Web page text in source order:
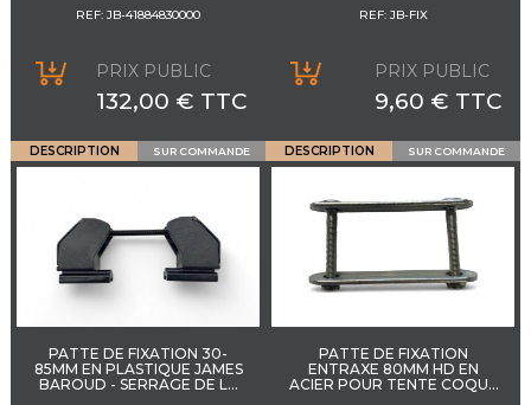
REF: JB-41884830000
PRIX PUBLIC
132,00 € TTC
DESCRIPTION SUR COMMANDE
REF: JB-FIX
PRIX PUBLIC
9,60 € TTC
DESCRIPTION SUR COMMANDE
PATTE DE FIXATION 30-
85MM EN PLASTIQUE JAMES
BAROUD - SERRAGE DE LA
PATTE DE FIXATION
ENTRAXE 80MM HD EN
ACIER POUR TENTE COQUE